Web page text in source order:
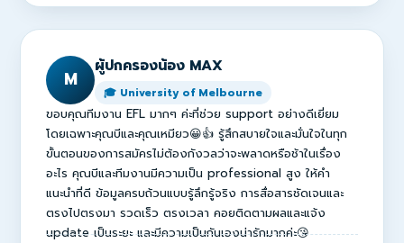
M
ผู้ปกครองน้อง MAX
🎓 University of Melbourne
ขอบคุณทีมงาน EFL มากๆ ค่ะที่ช่วย support อย่างดีเยี่ยม
โดยเฉพาะคุณบีและคุณเหมียว😀👍 รู้สึกสบายใจและมั่นใจในทุก
ขั้นตอนของการสมัครไม่ต้องกังวลว่าจะพลาดหรือช้าในเรื่อง
อะไร คุณบีและทีมงานมีความเป็น professional สูง ให้คำ
แนะนำที่ดี ข้อมูลครบถ้วนแบบรู้ลึกรู้จริง การสื่อสารชัดเจนและ
ตรงไปตรงมา รวดเร็ว ตรงเวลา คอยติดตามผลและแจ้ง
update เป็นระยะ และมีความเป็นกันเองน่ารักมากค่ะ😘